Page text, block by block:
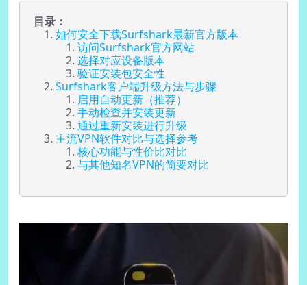
目录：
如何安全下载Surfshark最新官方版本
访问Surfshark官方网站
选择对应设备版本
验证安装包安全性
Surfshark客户端升级方法与步骤
启用自动更新（推荐）
手动检查并安装更新
通过重新安装进行升级
主流VPN软件对比与选择参考
核心功能与性价比对比
与其他知名VPN的简要对比